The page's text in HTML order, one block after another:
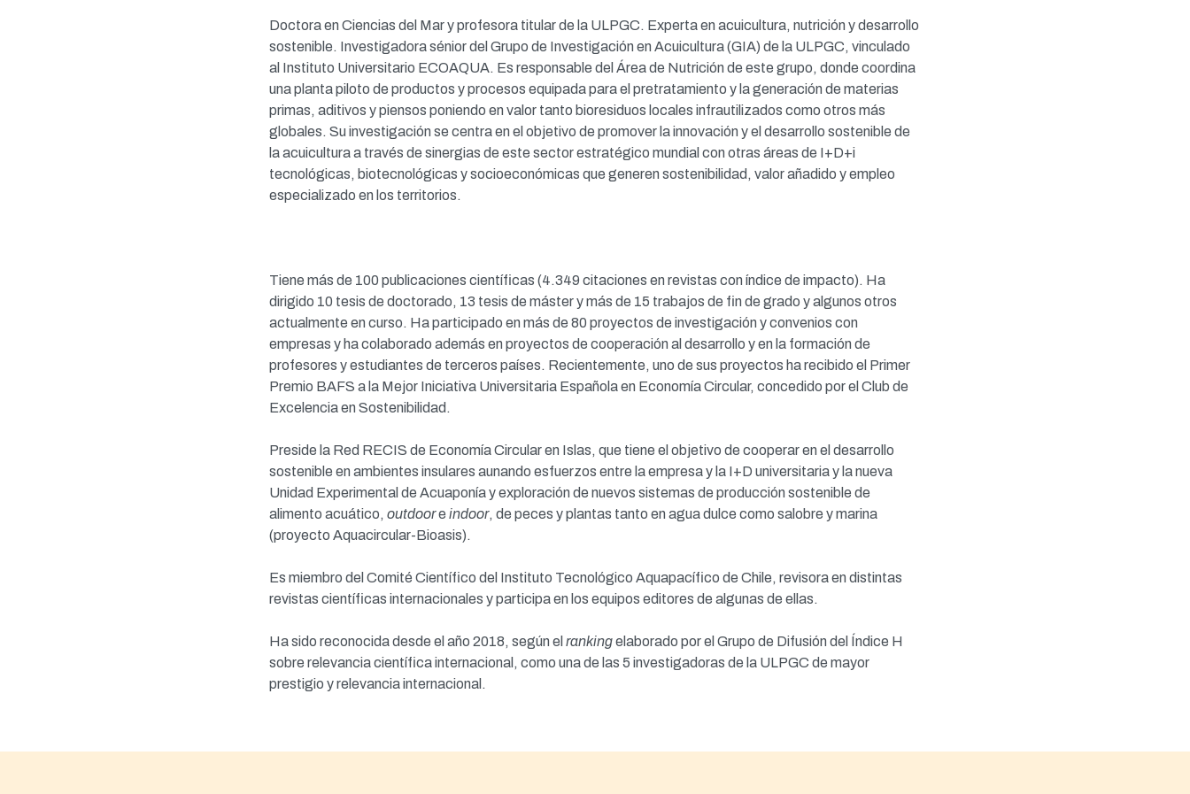
Doctora en Ciencias del Mar y profesora titular de la ULPGC. Experta en acuicultura, nutrición y desarrollo
sostenible. Investigadora sénior del Grupo de Investigación en Acuicultura (GIA) de la ULPGC, vinculado
al Instituto Universitario ECOAQUA. Es responsable del Área de Nutrición de este grupo, donde coordina
una planta piloto de productos y procesos equipada para el pretratamiento y la generación de materias
primas, aditivos y piensos poniendo en valor tanto bioresiduos locales infrautilizados como otros más
globales. Su investigación se centra en el objetivo de promover la innovación y el desarrollo sostenible de
la acuicultura a través de sinergias de este sector estratégico mundial con otras áreas de I+D+i
tecnológicas, biotecnológicas y socioeconómicas que generen sostenibilidad, valor añadido y empleo
especializado en los territorios.
Tiene más de 100 publicaciones científicas (4.349 citaciones en revistas con índice de impacto). Ha
dirigido 10 tesis de doctorado, 13 tesis de máster y más de 15 trabajos de fin de grado y algunos otros
actualmente en curso. Ha participado en más de 80 proyectos de investigación y convenios con
empresas y ha colaborado además en proyectos de cooperación al desarrollo y en la formación de
profesores y estudiantes de terceros países. Recientemente, uno de sus proyectos ha recibido el Primer
Premio BAFS a la Mejor Iniciativa Universitaria Española en Economía Circular, concedido por el Club de
Excelencia en Sostenibilidad.
Preside la Red RECIS de Economía Circular en Islas, que tiene el objetivo de cooperar en el desarrollo
sostenible en ambientes insulares aunando esfuerzos entre la empresa y la I+D universitaria y la nueva
Unidad Experimental de Acuaponía y exploración de nuevos sistemas de producción sostenible de
alimento acuático, outdoore indoor, de peces y plantas tanto en agua dulce como salobre y marina
(proyecto Aquacircular-Bioasis).
Es miembro del Comité Científico del Instituto Tecnológico Aquapacífico de Chile, revisora en distintas
revistas científicas internacionales y participa en los equipos editores de algunas de ellas.
Ha sido reconocida desde el año 2018, según el rankingelaborado por el Grupo de Difusión del Índice H
sobre relevancia científica internacional, como una de las 5 investigadoras de la ULPGC de mayor
prestigio y relevancia internacional.